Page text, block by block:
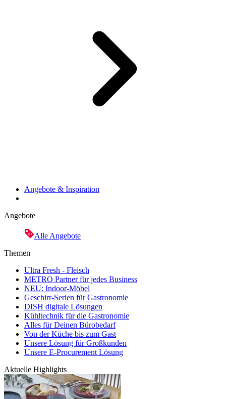
Angebote & Inspiration
Angebote
Alle Angebote
Themen
Ultra Fresh - Fleisch
METRO Partner für jedes Business
NEU: Indoor-Möbel
Geschirr-Serien für Gastronomie
DISH digitale Lösungen
Kühltechnik für die Gastronomie
Alles für Deinen Bürobedarf
Von der Küche bis zum Gast
Unsere Lösung für Großkunden
Unsere E-Procurement Lösung
Aktuelle Highlights